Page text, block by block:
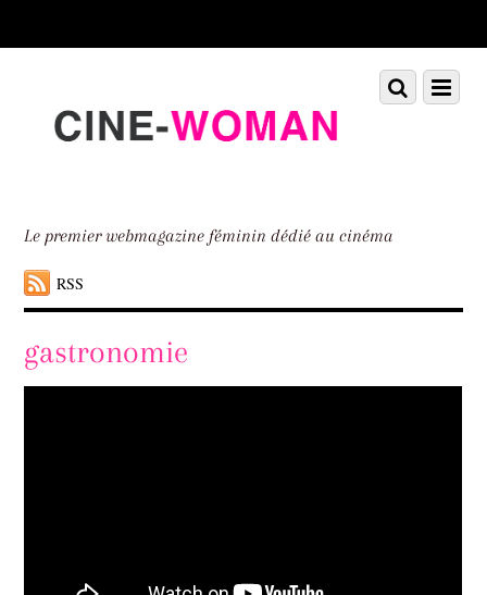
down
Le premier webmagazine féminin dédié au cinéma
RSS
Menu
Scroll
down
gastronomie